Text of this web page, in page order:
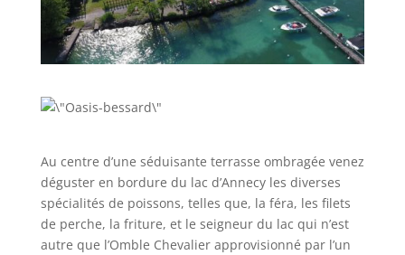
Au centre d’une séduisante terrasse ombragée venez
déguster en bordure du lac d’Annecy les diverses
spécialités de poissons, telles que, la féra, les filets
de perche, la friture, et le seigneur du lac qui n’est
autre que l’Omble Chevalier approvisionné par l’un